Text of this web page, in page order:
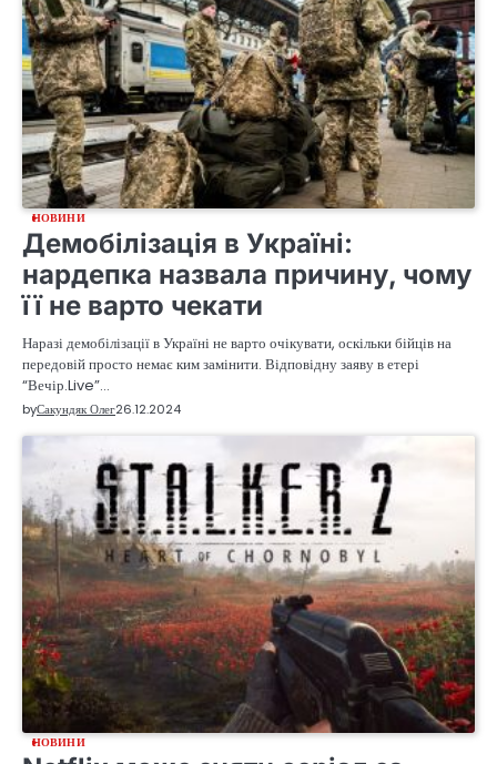
НОВИНИ
Демобілізація в Україні:
нардепка назвала причину, чому
її не варто чекати
Наразі демобілізації в Україні не варто очікувати, оскільки бійців на
передовій просто немає ким замінити. Відповідну заяву в етері
“Вечір.Live”…
byСакундяк Олег26.12.2024
НОВИНИ